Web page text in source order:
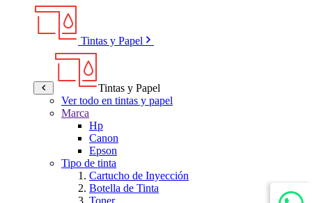
Tintas y Papel
Tintas y Papel
Ver todo en tintas y papel
Marca
Hp
Canon
Epson
Tipo de tinta
Cartucho de Inyección
Botella de Tinta
Toner